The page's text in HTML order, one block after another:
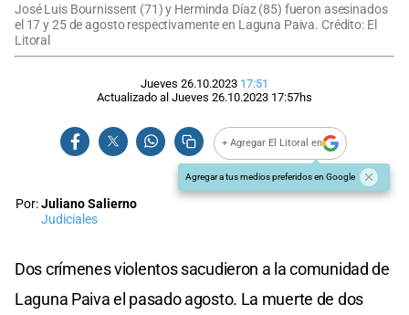
José Luis Bournissent (71) y Herminda Díaz (85) fueron asesinados
el 17 y 25 de agosto respectivamente en Laguna Paiva. Crédito: El
Litoral
Jueves 26.10.2023 17:51
Actualizado al Jueves 26.10.2023 17:57hs
+ Agregar El Litoral en
Agregar a tus medios preferidos en Google
Por:Juliano Salierno
Judiciales
Dos crímenes violentos sacudieron a la comunidad de
Laguna Paiva el pasado agosto. La muerte de dos